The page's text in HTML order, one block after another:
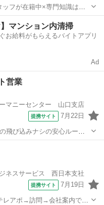
フが在籍中×専門知識は一
営業職×公共交通機関で移動
レシイ高時給！残業少なめ
マンション内清掃
お給料がもらえるバイトアプリ
Ad
営業
マニーセンター 山口支店
提携サイト 7月22日
飛び込みナシの安心ルート
仕事が好きな方へおすすめ
ートも充実！ウレシイ賞与
ネスサービス 西日本支社
提携サイト 7月19日
レアポ→訪問→会社案内で